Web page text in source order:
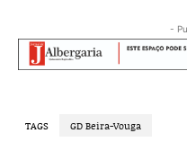
-
TAGS GD Beira-Vouga